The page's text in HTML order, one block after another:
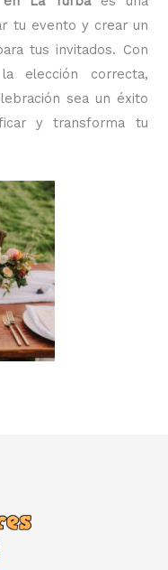
tu evento y crear un
tus invitados. Con
elección correcta,
sea un éxito
y transforma tu